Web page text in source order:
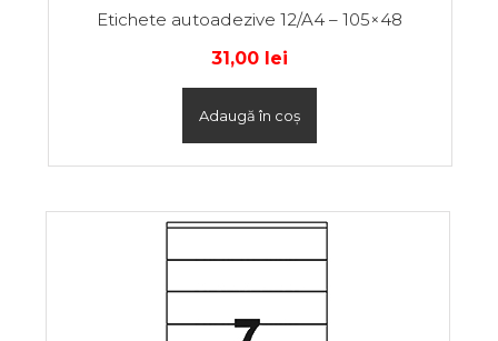
Etichete autoadezive 12/A4 – 105×48
31,00 lei
Adaugă în coș